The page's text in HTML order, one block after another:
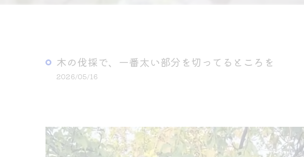
木の伐採で、一番太い部分を切ってるところを
2026/05/16